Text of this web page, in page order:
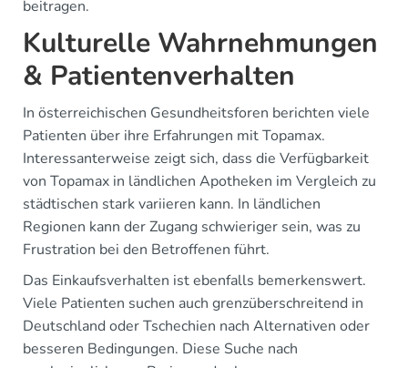
beitragen.
Kulturelle Wahrnehmungen
& Patientenverhalten
In österreichischen Gesundheitsforen berichten viele
Patienten über ihre Erfahrungen mit Topamax.
Interessanterweise zeigt sich, dass die Verfügbarkeit
von Topamax in ländlichen Apotheken im Vergleich zu
städtischen stark variieren kann. In ländlichen
Regionen kann der Zugang schwieriger sein, was zu
Frustration bei den Betroffenen führt.
Das Einkaufsverhalten ist ebenfalls bemerkenswert.
Viele Patienten suchen auch grenzüberschreitend in
Deutschland oder Tschechien nach Alternativen oder
besseren Bedingungen. Diese Suche nach